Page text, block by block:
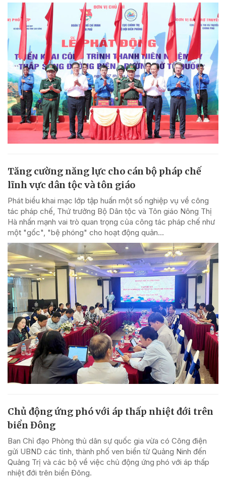
Tăng cường năng lực cho cán bộ pháp chế
lĩnh vực dân tộc và tôn giáo
Phát biểu khai mạc lớp tập huấn một số nghiệp vụ về công
tác pháp chế, Thứ trưởng Bộ Dân tộc và Tôn giáo Nông Thị
Hà nhấn mạnh vai trò quan trọng của công tác pháp chế như
một "gốc", "bệ phóng" cho hoạt động quản...
Chủ động ứng phó với áp thấp nhiệt đới trên
biển Đông
Ban Chỉ đạo Phòng thủ dân sự quốc gia vừa có Công điện
gửi UBND các tỉnh, thành phố ven biển từ Quảng Ninh đến
Quảng Trị và các bộ về việc chủ động ứng phó với áp thấp
nhiệt đới trên biển Đông.